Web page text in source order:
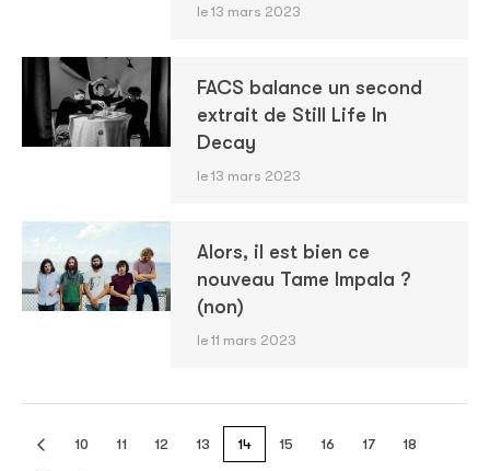
le 13 mars 2023
FACS balance un second
extrait de Still Life In
Decay
le 13 mars 2023
Alors, il est bien ce
nouveau Tame Impala ?
(non)
le 11 mars 2023
10 11 12 13 14 15 16 17 18